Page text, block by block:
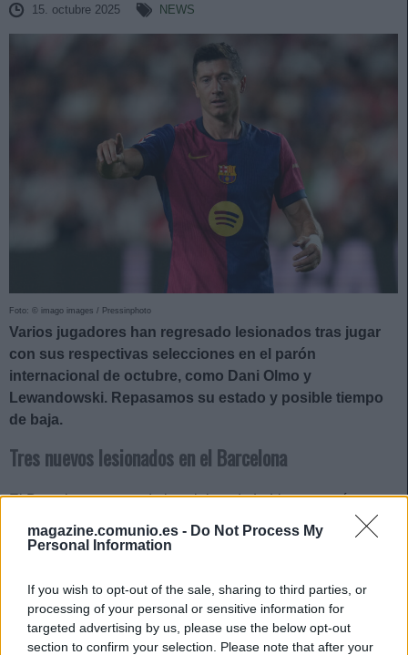
magazine.comunio.es - Do Not Process My
Personal Information
If you wish to opt-out of the sale, sharing to third parties, or
processing of your personal or sensitive information for
targeted advertising by us, please use the below opt-out
section to confirm your selection. Please note that after your
15. octubre 2025 NEWS
Foto: © imago images / Pressinphoto
Varios jugadores han regresado lesionados tras jugar
con sus respectivas selecciones en el parón
internacional de octubre, como Dani Olmo y
Lewandowski. Repasamos su estado y posible tiempo
de baja.
Tres nuevos lesionados en el Barcelona
El Barcelona es uno de los clubes de LaLiga con más
internacionales en sus filas y suele tener contratiempos en
forma de lesión durante los parones de selecciones. En esta
Condal con problemas físicos.
Dani Olmo llegó a la concentración de la Selección
Española con molestias musculares y, tras varios días